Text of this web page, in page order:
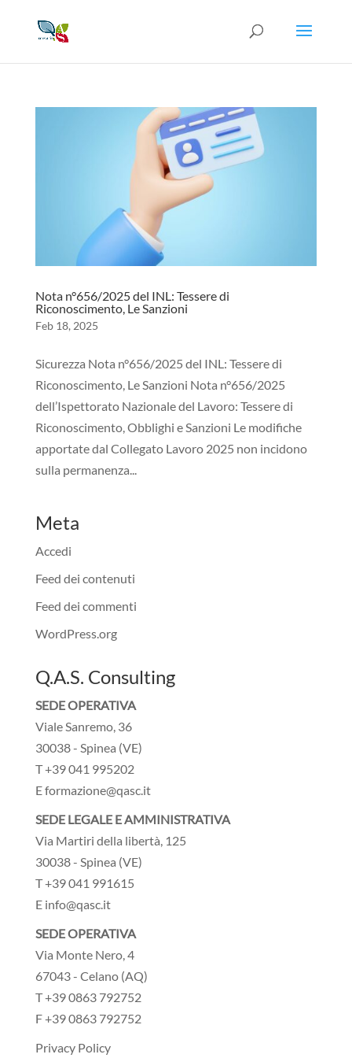
Nota n°656/2025 del INL: Tessere di
Riconoscimento, Le Sanzioni
Feb 18, 2025
Sicurezza Nota n°656/2025 del INL: Tessere di
Riconoscimento, Le Sanzioni Nota n°656/2025
dell’Ispettorato Nazionale del Lavoro: Tessere di
Riconoscimento, Obblighi e Sanzioni Le modifiche
apportate dal Collegato Lavoro 2025 non incidono
sulla permanenza...
Meta
Accedi
Feed dei contenuti
Feed dei commenti
WordPress.org
Q.A.S. Consulting
SEDE OPERATIVA
Viale Sanremo, 36
30038 - Spinea (VE)
T +39 041 995202
E formazione@qasc.it
SEDE LEGALE E AMMINISTRATIVA
Via Martiri della libertà, 125
30038 - Spinea (VE)
T +39 041 991615
E info@qasc.it
SEDE OPERATIVA
Via Monte Nero, 4
67043 - Celano (AQ)
T +39 0863 792752
F +39 0863 792752
Privacy Policy